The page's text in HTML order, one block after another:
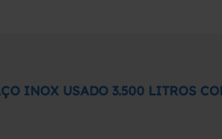
INOX USADO 3.500 LITROS